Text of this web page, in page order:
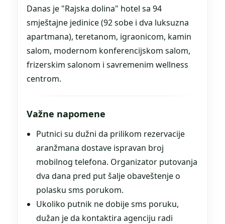
Danas je "Rajska dolina" hotel sa 94
smještajne jedinice (92 sobe i dva luksuzna
apartmana), teretanom, igraonicom, kamin
salom, modernom konferencijskom salom,
frizerskim salonom i savremenim wellness
centrom.
Važne napomene
Putnici su dužni da prilikom rezervacije
aranžmana dostave ispravan broj
mobilnog telefona. Organizator putovanja
dva dana pred put šalje obaveštenje o
polasku sms porukom.
Ukoliko putnik ne dobije sms poruku,
dužan je da kontaktira agenciju radi